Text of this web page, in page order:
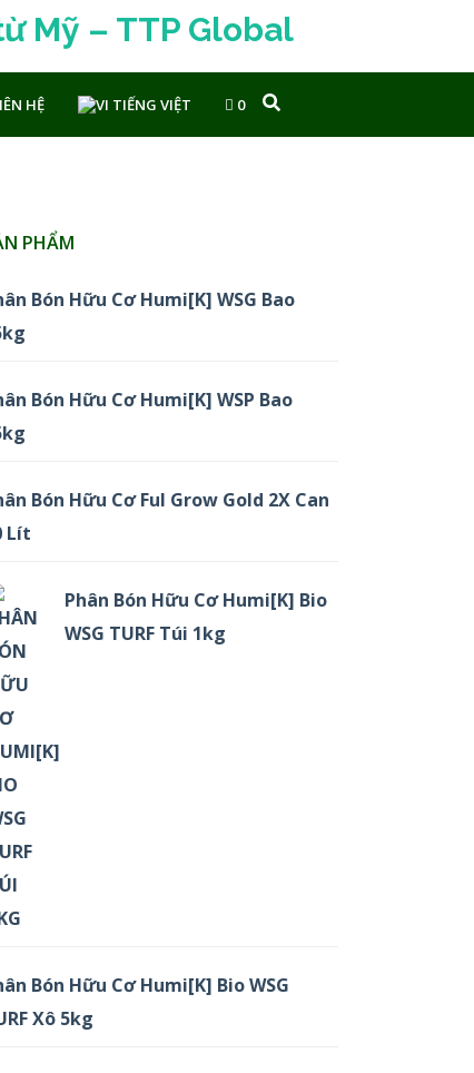
HỆ TIẾNG VIỆT 0
PHẨM
Bón Hữu Cơ Humi[K] WSG Bao
Bón Hữu Cơ Humi[K] WSP Bao
Bón Hữu Cơ Ful Grow Gold 2X Can
Lít
Phân Bón Hữu Cơ Humi[K] Bio
WSG TURF Túi 1kg
Bón Hữu Cơ Humi[K] Bio WSG
Xô 5kg